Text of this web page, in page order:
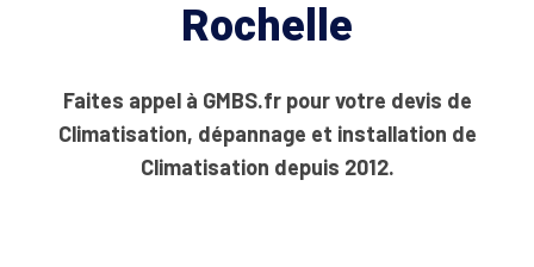
Rochelle
Faites appel à GMBS.fr pour votre devis de
Climatisation, dépannage et installation de
Climatisation depuis 2012.